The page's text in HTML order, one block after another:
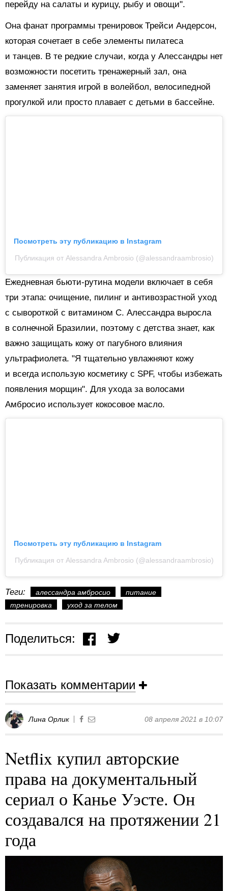
перейду на салаты и курицу, рыбу и овощи".
Она фанат программы тренировок Трейси Андерсон,
которая сочетает в себе элементы пилатеса
и танцев. В те редкие случаи, когда у Алессандры нет
возможности посетить тренажерный зал, она
заменяет занятия игрой в волейбол, велосипедной
прогулкой или просто плавает с детьми в бассейне.
Посмотреть эту публикацию в Instagram
Публикация от Alessandra Ambrosio (@alessandraambrosio)
Ежедневная бьюти-рутина модели включает в себя
три этапа: очищение, пилинг и антивозрастной уход
с сывороткой с витамином C. Алессандра выросла
в солнечной Бразилии, поэтому с детства знает, как
важно защищать кожу от пагубного влияния
ультрафиолета. "Я тщательно увлажняют кожу
и всегда использую косметику с SPF, чтобы избежать
появления морщин". Для ухода за волосами
Амбросио использует кокосовое масло.
Посмотреть эту публикацию в Instagram
Публикация от Alessandra Ambrosio (@alessandraambrosio)
Теги: алессандра амбросио
питание
тренировка
уход за телом
Поделиться:
Показать комментарии
Лина Орлик 08 апреля 2021 в 10:07
Netflix купил авторские
права на документальный
сериал о Канье Уэсте. Он
создавался на протяжении 21
года